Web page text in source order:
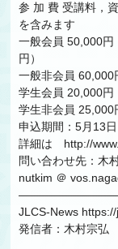
参 加 費 受講料，
を含みます
一般会員 50,000円
円）
一般非会員 60,000
学生会員 20,000円
学生非会員 25,000
申込期間：5月13
詳細は http://
問い合わせ先：木
nutkim ＠
JLCS-News
発信者：木村宗弘